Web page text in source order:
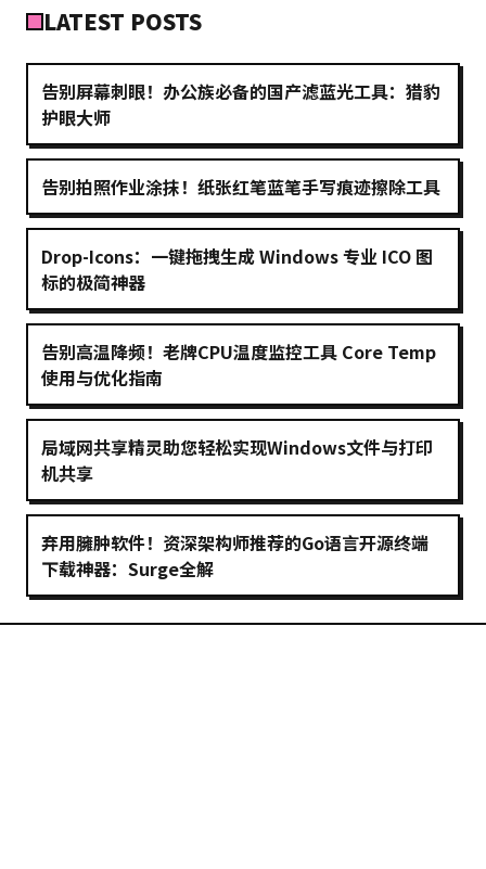
LATEST POSTS
告别屏幕刺眼！办公族必备的国产滤蓝光工具：猎豹
护眼大师
告别拍照作业涂抹！纸张红笔蓝笔手写痕迹擦除工具
Drop-Icons：一键拖拽生成 Windows 专业 ICO 图
标的极简神器
告别高温降频！老牌CPU温度监控工具 Core Temp
使用与优化指南
局域网共享精灵助您轻松实现Windows文件与打印
机共享
弃用臃肿软件！资深架构师推荐的Go语言开源终端
下载神器：Surge全解